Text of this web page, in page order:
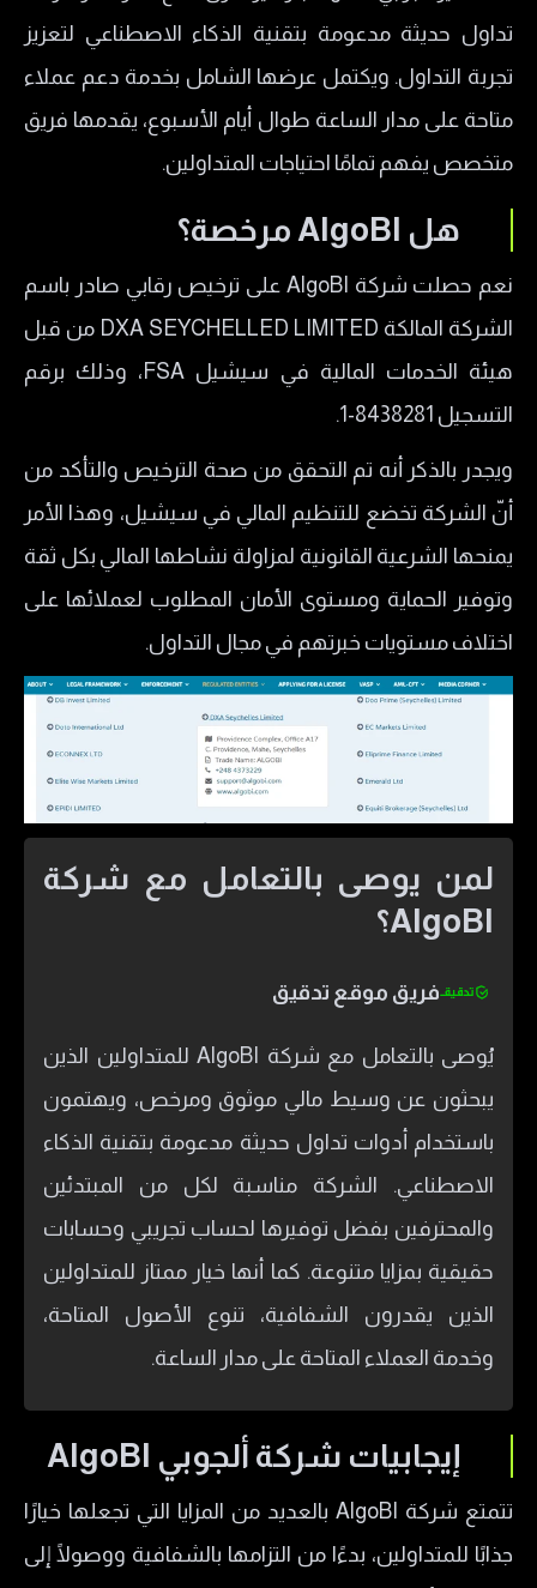
تداول حديثة مدعومة بتقنية الذكاء الاصطناعي لتعزيز
تجربة التداول. ويكتمل عرضها الشامل بخدمة دعم عملاء
متاحة على مدار الساعة طوال أيام الأسبوع، يقدمها فريق
متخصص يفهم تمامًا احتياجات المتداولين.
هل AlgoBI مرخصة؟
نعم حصلت شركة AlgoBI على ترخيص رقابي صادر باسم
الشركة المالكة DXA SEYCHELLED LIMITED من قبل
هيئة الخدمات المالية في سيشيل FSA، وذلك برقم
التسجيل 8438281-1.
ويجدر بالذكر أنه تم التحقق من صحة الترخيص والتأكد من
أنّ الشركة تخضع للتنظيم المالي في سيشيل، وهذا الأمر
يمنحها الشرعية القانونية لمزاولة نشاطها المالي بكل ثقة
وتوفير الحماية ومستوى الأمان المطلوب لعملائها على
اختلاف مستويات خبرتهم في مجال التداول.
لمن يوصى بالتعامل مع شركة
AlgoBI؟
فريق موقع تدقيق
يُوصى بالتعامل مع شركة AlgoBI للمتداولين الذين
يبحثون عن وسيط مالي موثوق ومرخص، ويهتمون
باستخدام أدوات تداول حديثة مدعومة بتقنية الذكاء
الاصطناعي. الشركة مناسبة لكل من المبتدئين
والمحترفين بفضل توفيرها لحساب تجريبي وحسابات
حقيقية بمزايا متنوعة. كما أنها خيار ممتاز للمتداولين
الذين يقدرون الشفافية، تنوع الأصول المتاحة،
وخدمة العملاء المتاحة على مدار الساعة.
إيجابيات شركة ألجوبي AlgoBI
تتمتع شركة AlgoBI بالعديد من المزايا التي تجعلها خيارًا
جذابًا للمتداولين، بدءًا من التزامها بالشفافية ووصولًا إلى